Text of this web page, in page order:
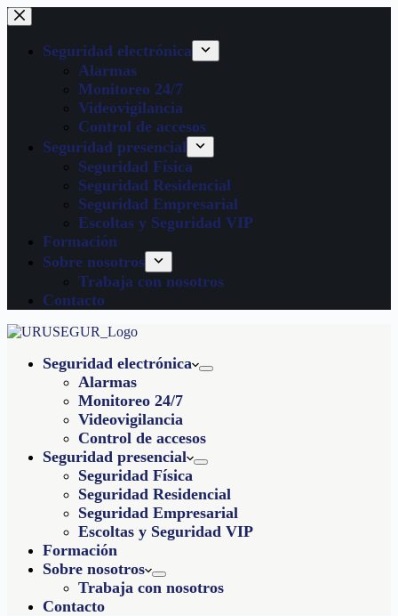
Seguridad electrónica
Alarmas
Monitoreo 24/7
Videovigilancia
Control de accesos
Seguridad presencial
Seguridad Física
Seguridad Residencial
Seguridad Empresarial
Escoltas y Seguridad VIP
Formación
Sobre nosotros
Trabaja con nosotros
Contacto
Seguridad electrónica
Alarmas
Monitoreo 24/7
Videovigilancia
Control de accesos
Seguridad presencial
Seguridad Física
Seguridad Residencial
Seguridad Empresarial
Escoltas y Seguridad VIP
Formación
Sobre nosotros
Trabaja con nosotros
Contacto